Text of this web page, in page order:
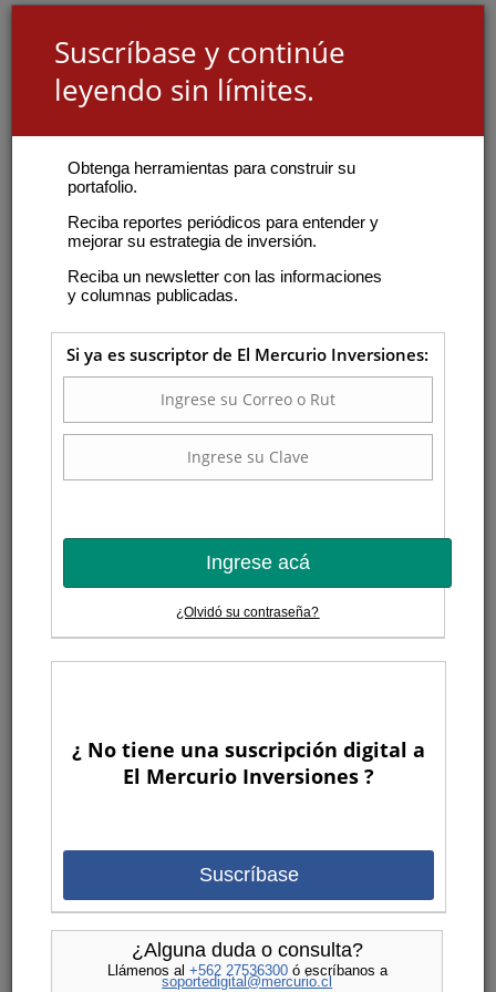
Suscríbase y continúe
leyendo sin límites.
Obtenga herramientas para construir su
portafolio.
Reciba reportes periódicos para entender y
mejorar su estrategia de inversión.
Reciba un newsletter con las informaciones
y columnas publicadas.
Si ya es suscriptor de El Mercurio Inversiones:
Ingrese acá
¿Olvidó su contraseña?
¿ No tiene una suscripción digital a
El Mercurio Inversiones ?
Suscríbase
¿Alguna duda o consulta?
Llámenos al +562 27536300ó escríbanos a
soportedigital@mercurio.cl